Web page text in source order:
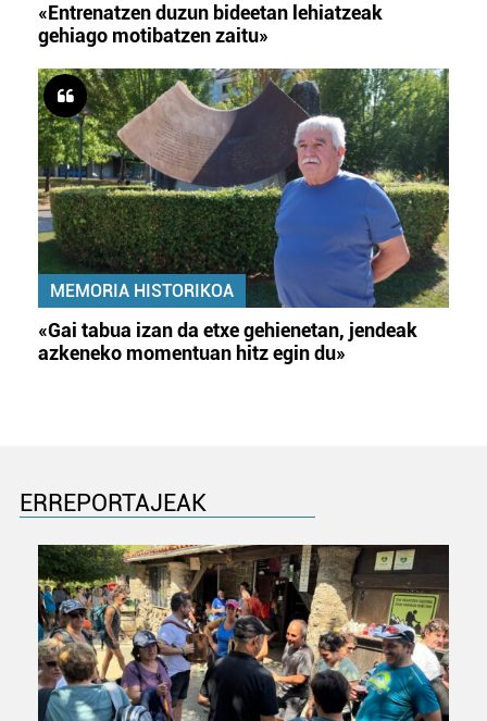
«Entrenatzen duzun bideetan lehiatzeak
gehiago motibatzen zaitu»
MEMORIA HISTORIKOA
«Gai tabua izan da etxe gehienetan, jendeak
azkeneko momentuan hitz egin du»
ERREPORTAJEAK